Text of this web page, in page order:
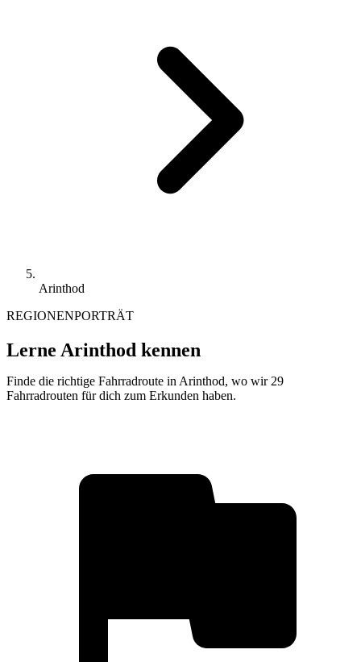
Arinthod
REGIONENPORTRÄT
Lerne Arinthod kennen
Finde die richtige Fahrradroute in Arinthod, wo wir 29
Fahrradrouten für dich zum Erkunden haben.